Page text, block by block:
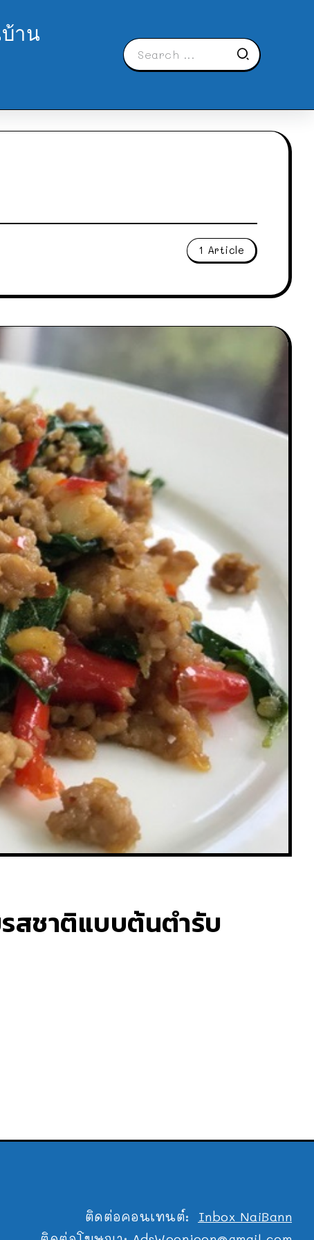
าน
1 Article
รสชาติแบบต้นตำรับ
ติดต่อคอนเทนต์: Inbox NaiBann